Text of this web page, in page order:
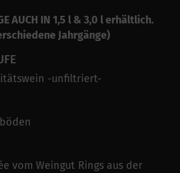
AUCH IN 1,5 l & 3,0 l erhältlich.
Jahrgänge)
-unfiltriert-
vom Weingut Rings aus der